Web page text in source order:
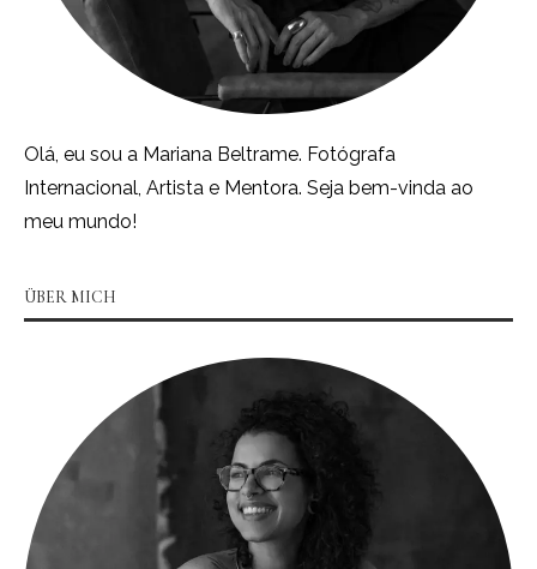
Olá, eu sou a Mariana Beltrame. Fotógrafa
Internacional, Artista e Mentora. Seja bem-vinda ao
meu mundo!
ÜBER MICH